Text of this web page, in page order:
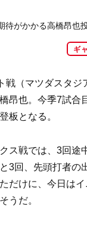
がかかる高橋昂也投
ギ
（マツダスタジ
昂也。今季7試合
板となる。
ス戦では、3回途
3回、先頭打者の
だけに、今日は
うだ。